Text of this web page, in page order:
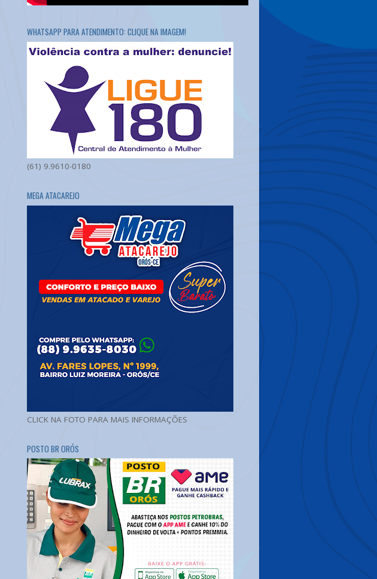
WHATSAPP PARA ATENDIMENTO: CLIQUE NA IMAGEM!
(61) 9.9610-0180
MEGA ATACAREJO
CLICK NA FOTO PARA MAIS INFORMAÇÕES
POSTO BR ORÓS